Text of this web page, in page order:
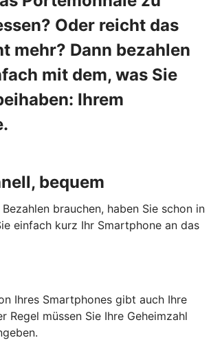
Oder reicht das
mehr? Dann bezahlen
mit dem, was Sie
Ihrem
bequem
brauchen, haben Sie schon in
einfach kurz Ihr Smartphone an das
Ihres Smartphones gibt auch Ihre
Regel müssen Sie Ihre Geheimzahl